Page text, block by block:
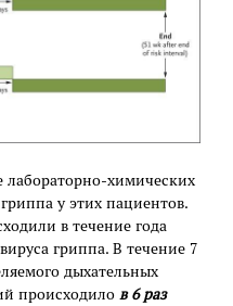
лабораторно-химических
у этих пациентов.
в течение года
гриппа. В течение 7
дыхательных
происходило в 6 раз